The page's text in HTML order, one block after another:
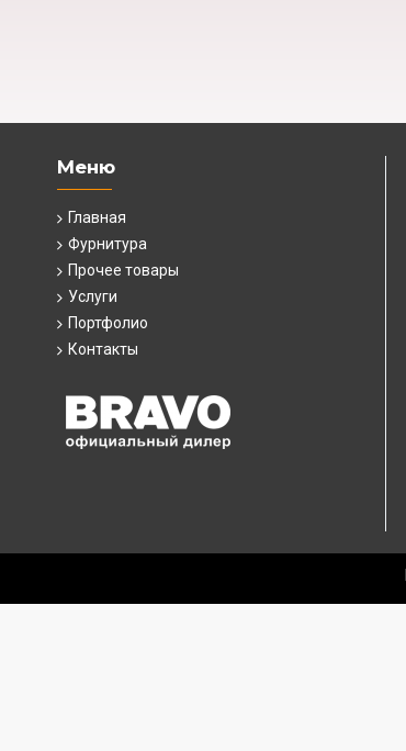
Меню
Главная
Фурнитура
Прочее товары
Услуги
Портфолио
Контакты